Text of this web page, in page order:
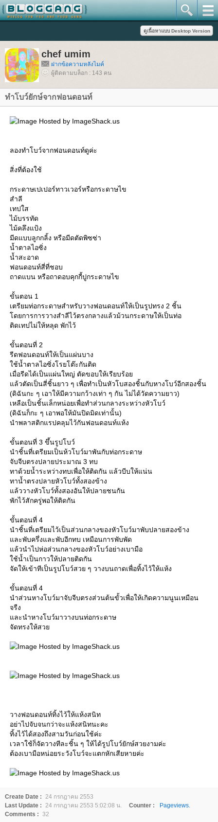
chef umim
ฝากข้อความหลังไมค์
ผู้ติดตามบล็อก : 143 คน
ทำโบว์ยักษ์จากฟอนดอนท์
ลองทำโบว์จากฟอนดอนท์ดูค่ะ
สิ่งที่ต้องใช้
กระดาษเปเปอร์ทาวเวอร์หรือกระดาษไข
สำลี
เทปใส
ไม้บรรทัด
ไม้คลึงแป้ง
มีดแบบลูกกลิ้ง หรือมีดตัดพิซซ่า
น้ำตาลไอซิ่ง
น้ำสะอาด
ฟอนดอนท์สี่ที่ชอบ
ถาดแบน หรือถาดอบคุกกี้ปูกระดาษไข
ขั้นตอน 1
เตรียมท่อกระดาษสำหรับวางฟอนดอนท์ให้เป็นรูปทรง 2 ชิ้น
ดยการการวางสำลีไว้ตรงกลางแล้วม้วนกระดาษให้เป็นท่อ
ติดเทปไม่ให้หลุด พักไว้
ขั้นตอนที่ 2
รีดฟอนดอนท์ให้เป็นแผ่นบาง
ช้น้ำตาลไอซิ่งโรยโต๊ะกันติด
เมื่อรีดได้เป็นแผ่นใหญ่ ตัดขอบให้เรียบร้อ
ล้วตัดเป็นสี่ชิ้นยาว ๆ เพื่อทำเป็นหัวโบสองชิ้นกับหางโบว์อีกสองชิ้น
(ดิฉันกะ ๆ เอาให้มีความกว้างเท่า ๆ กัน ไม่ได้วัดความยาว)
เหลือเป็นชิ้นเล็กหน่อยเพื่อทำส่วนกลางระหว่างหัวโบว์
(ดิฉันก็กะ ๆ เอาพอให้มันปิดมิดเท่านั้น)
นำพลาสติกแรปคลุมไว้กันฟอนดอนท์แห้ง
ขั้นตอนที่ 3 ขึ้นรูปโบว์
นำชิ้นที่เตรียมเป็นห้วโบว์มาพันกับท่อกระดาษ
จับจีบตรงปลายประมาณ 3 ทบ
ทาด้วยน้ำระหว่างทบเพื่อให้ติดกัน แล้วบีบให้แน่น
ทาน้ำตรงปลายหัวโบว์ทั้งสองข้าง
ล้ววางหัวโบว์ทั้งสองอันให้ปลายชนกัน
พักไว้สักครู่พอให้ติดกัน
ขั้นตอนที่ 4
นำชิ้นที่เตรียมไว้เป็นส่วนกลางของหัวโบว์มาพับปลายสองข้าง
ละพับครึ่งและพับอีกทบ เหมือนการพับพัด
ล้วนำไปห่อส่วนกลางของหัวโบว์อย่างเบามือ
ช้น้ำเป็นกาวให้ปลายติดกัน
จัดให้เข้าทีเป็นรูปโบว์สวย ๆ วางบนถาดเพื่อทิ้งไว้ให้แห้ง
ขั้นตอนที่ 4
นำส่วนหางโบว์มาจับจีบตรงส่วนต้นขั้วเพื่อให้เกิดความนูนเหมือน
จรืง
ละนำหางโบว์มาวางบนท่อกระดาษ
จัดทรงให้สว
วางฟอนดอนท์ทิ้งไว้ให้แห้งสนิท
อย่าไปจับจนกว่าจะแห้งสนิทนะคะ
ทิ้งไว้ได้สองถึงสามวันก่อนใช้ค่ะ
เวลาใช้ก็จัดวางทีละชิ้น ๆ ให้ได้รูปโบว์ยักษ์สวยงามค่ะ
ต้องเบามือหน่อยระวังโบว์จะแตกหักเสียหายค่ะ
Create Date : 24 กรกฎาคม 2553
Last Update : 24 กรกฎาคม 2553 5:02:08 น. Counter :
Pageviews.
Comments : 32